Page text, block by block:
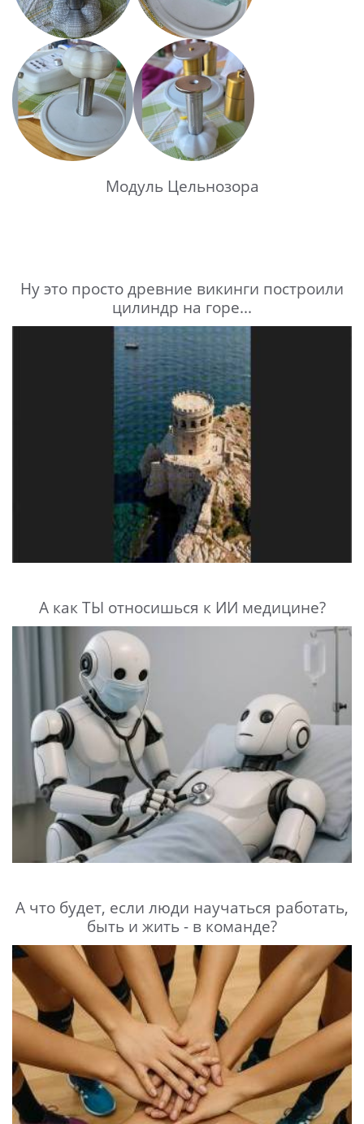
Модуль Цельнозора
Ну это просто древние викинги построили
цилиндр на горе...
А как ТЫ относишься к ИИ медицине?
А что будет, если люди научаться работать,
быть и жить - в команде?